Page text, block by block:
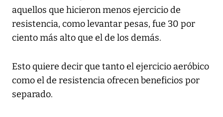
aquellos que hicieron menos ejercicio de
resistencia, como levantar pesas, fue 30 por
ciento más alto que el de los demás.
Esto quiere decir que tanto el ejercicio aeróbico
como el de resistencia ofrecen beneficios por
separado.